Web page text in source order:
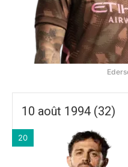
10 août 1994 (32)
20